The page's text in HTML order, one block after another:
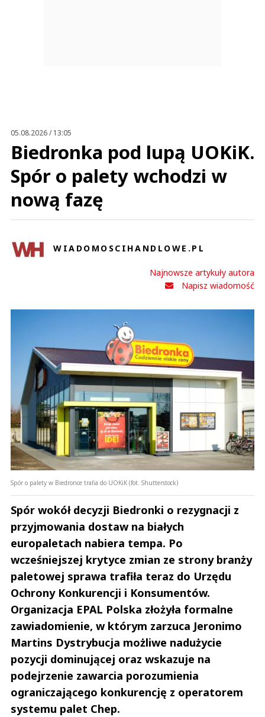
05.08.2026 / 13:05
Biedronka pod lupą UOKiK.
Spór o palety wchodzi w
nową fazę
WIADOMOSCIHANDLOWE.PL
Najnowsze artykuły autora
Napisz wiadomość
Spór o palety w Biedronce trafia do UOKiK (fot. Shutterstock)
Spór wokół decyzji Biedronki o rezygnacji z
przyjmowania dostaw na białych
europaletach nabiera tempa. Po
wcześniejszej krytyce zmian ze strony branży
paletowej sprawa trafiła teraz do Urzędu
Ochrony Konkurencji i Konsumentów.
Organizacja EPAL Polska złożyła formalne
zawiadomienie, w którym zarzuca Jeronimo
Martins Dystrybucja możliwe nadużycie
pozycji dominującej oraz wskazuje na
podejrzenie zawarcia porozumienia
ograniczającego konkurencję z operatorem
systemu palet Chep.